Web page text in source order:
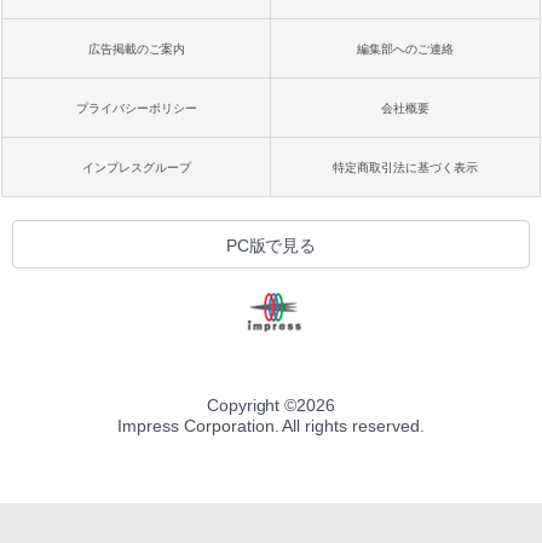
広告掲載のご案内 編集部へのご連絡
プライバシーポリシー 会社概要
インプレスグループ 特定商取引法に基づく表示
PC版で見る
Copyright ©2026
Impress Corporation. All rights reserved.